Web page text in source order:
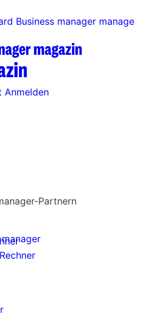
Business manager manage
Anmelden
Partnern